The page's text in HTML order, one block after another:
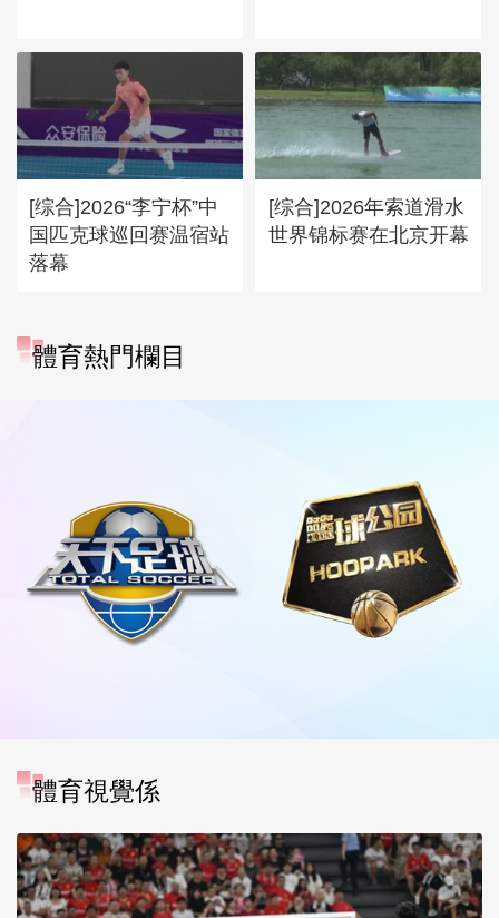
[综合]2026“李宁杯”中
国匹克球巡回赛温宿站
落幕
[综合]2026年索道滑水
世界锦标赛在北京开幕
體育熱門欄目
體育視覺係